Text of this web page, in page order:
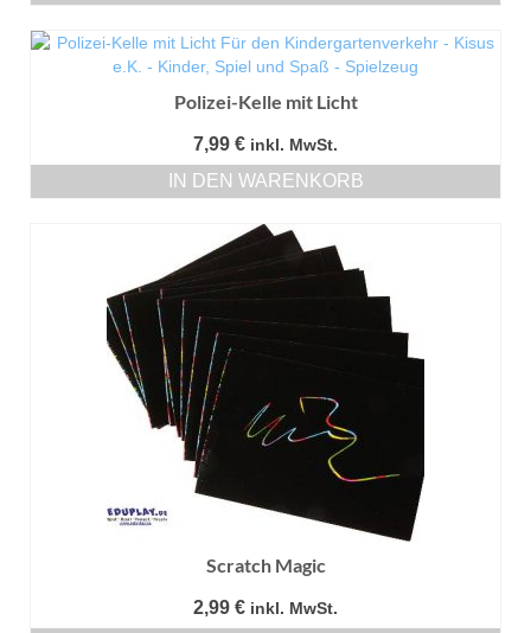
Polizei-Kelle mit Licht
7,99 € inkl. MwSt.
IN DEN WARENKORB
Scratch Magic
2,99 € inkl. MwSt.